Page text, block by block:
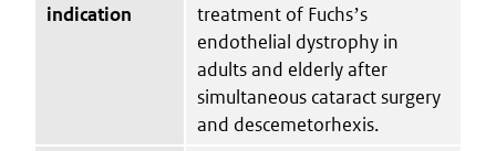
indication
treatment of Fuchsʼs
endothelial dystrophy in
adults and elderly after
simultaneous cataract surgery
and descemetorhexis.